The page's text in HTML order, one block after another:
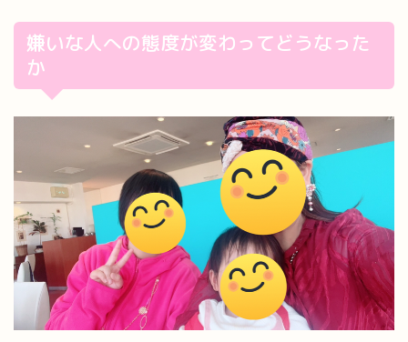
嫌いな人への態度が変わってどうなった
か